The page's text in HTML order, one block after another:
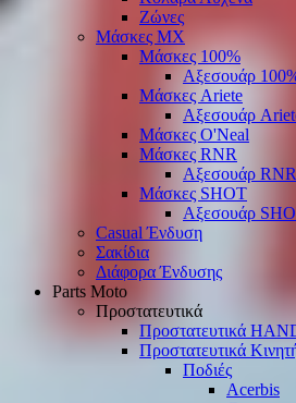
Ζώνες
Μάσκες ΜΧ
Μάσκες 100%
Αξεσουάρ
Μάσκες Ariete
Αξεσουάρ
Μάσκες O'Neal
Μάσκες RNR
Αξεσουάρ RNR
Μάσκες SHOT
Αξεσουάρ
Casual Ένδυση
Σακίδια
Διάφορα Ένδυσης
Parts Moto
Προστατευτικά
Προστατευτικά
Προστατευτικά
Ποδιές
Acerbis